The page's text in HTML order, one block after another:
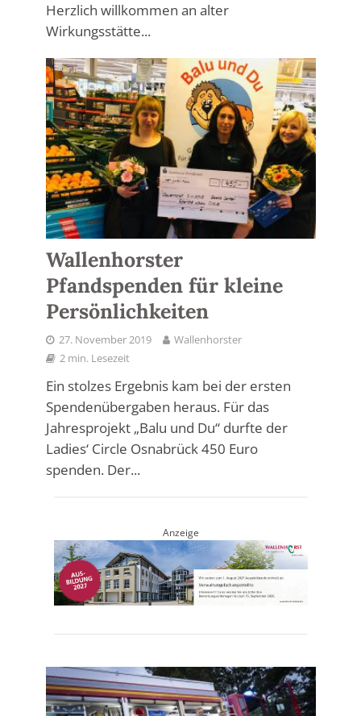
Herzlich willkommen an alter
Wirkungsstätte...
Wallenhorster
Pfandspenden für kleine
Persönlichkeiten
27. November 2019
Wallenhorster
2 min. Lesezeit
Ein stolzes Ergebnis kam bei der ersten
Spendenübergaben heraus. Für das
Jahresprojekt „Balu und Du“ durfte der
Ladies‘ Circle Osnabrück 450 Euro
spenden. Der...
Anzeige